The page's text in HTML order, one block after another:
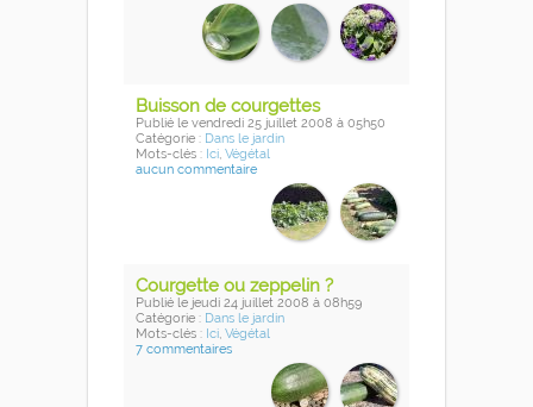
Buisson de courgettes
Publié le vendredi 25 juillet 2008 à 05h50
Catégorie : Dans le jardin
Mots-clés : Ici, Végétal
aucun commentaire
Courgette ou zeppelin ?
Publié le jeudi 24 juillet 2008 à 08h59
Catégorie : Dans le jardin
Mots-clés : Ici, Végétal
7 commentaires